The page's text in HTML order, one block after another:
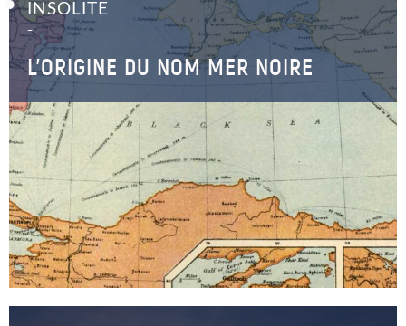
INSOLITE
–
L’ORIGINE DU NOM MER NOIRE